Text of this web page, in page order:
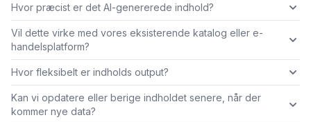
Hvor præcist er det AI-genererede indhold?
Vil dette virke med vores eksisterende katalog eller e-
handelsplatform?
Hvor fleksibelt er indholds output?
Kan vi opdatere eller berige indholdet senere, når der
kommer nye data?